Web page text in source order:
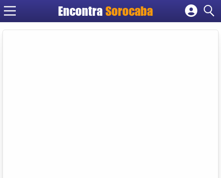
EncontraSorocaba
Cadastrar empresa